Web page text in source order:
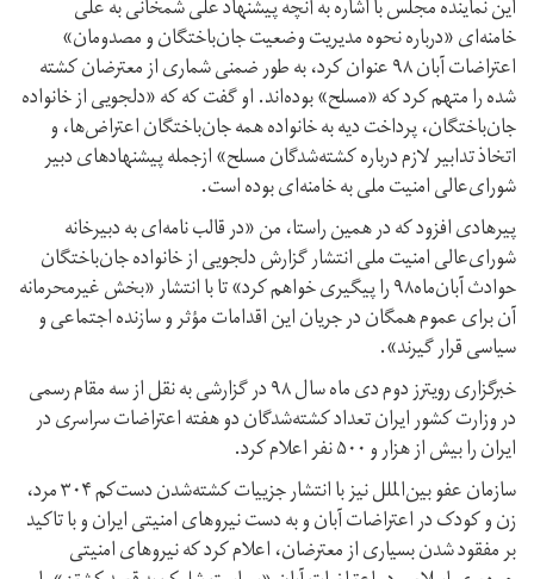
این نماینده مجلس با اشاره به آنچه پیشنهاد علی شمخانی به علی
خامنه‌ای «درباره نحوه مدیریت وضعیت جان‌باختگان و مصدومان»
اعتراضات آبان ۹۸ عنوان کرد، به طور ضمنی شماری از معترضان کشته
شده را متهم کرد که «مسلح» بوده‌اند. او گفت که که «دلجویی از خانواده
جان‌باختگان، پرداخت دیه به خانواده همه جان‌باختگان اعتراض‌ها، و
اتخاذ تدابیر لازم درباره کشته‌شدگان مسلح» ازجمله پیشنهادهای دبیر
شورای‌عالی امنیت ملی به خامنه‌ای بوده است.
پیرهادی افزود که در همین راستا، من «در قالب نامه‌ای به دبیرخانه
شورای‌عالی امنیت ملی انتشار گزارش دلجویی از خانواده جان‌باختگان
حوادث آبان‌ماه۹۸ را پیگیری خواهم کرد» تا با انتشار «بخش غیرمحرمانه
آن برای عموم همگان در جریان این اقدامات مؤثر و سازنده اجتماعی و
سیاسی قرار گیرند».
خبرگزاری رویترز دوم دی ماه سال ۹۸ در گزارشی به نقل از سه مقام رسمی
در وزارت کشور ایران تعداد کشته‌شدگان دو هفته اعتراضات سراسری در
ایران را بیش از هزار و ۵۰۰ نفر اعلام کرد.
سازمان عفو بین‌الملل نیز با انتشار جزییات کشته‌شدن دست‌کم ۳۰۴ مرد،
زن و کودک در اعتراضات آبان و به دست نیروهای امنیتی ایران و با تاکید
بر مفقود شدن بسیاری از معترضان، اعلام کرد که نیروهای امنیتی